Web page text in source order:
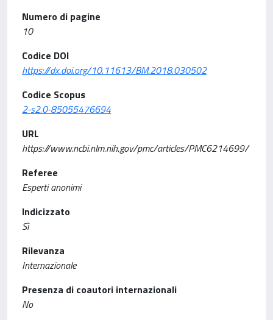
Numero di pagine
10
Codice DOI
https://dx.doi.org/10.11613/BM.2018.030502
Codice Scopus
2-s2.0-85055476694
URL
https://www.ncbi.nlm.nih.gov/pmc/articles/PMC6214699/
Referee
Esperti anonimi
Indicizzato
Sì
Rilevanza
Internazionale
Presenza di coautori internazionali
No